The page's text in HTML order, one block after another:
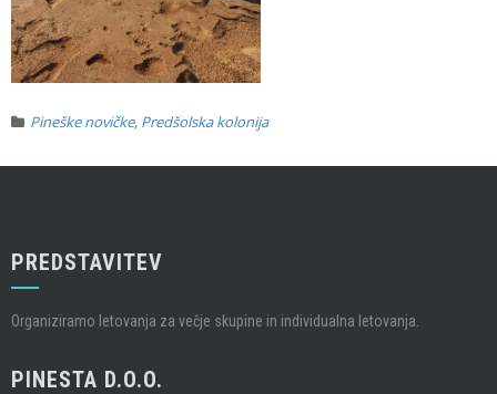
Pineške novičke, Predšolska kolonija
PREDSTAVITEV
Organiziramo letovanja za večje skupine in individualna letovanja.
PINESTA D.O.O.